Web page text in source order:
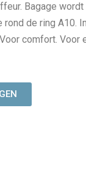
Bagage
de ring A10.
comfort. Voor